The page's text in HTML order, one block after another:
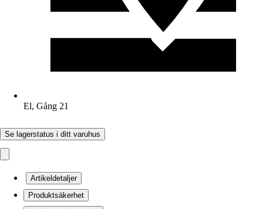
El, Gång 21
Se lagerstatus i ditt varuhus
Artikeldetaljer
Produktsäkerhet